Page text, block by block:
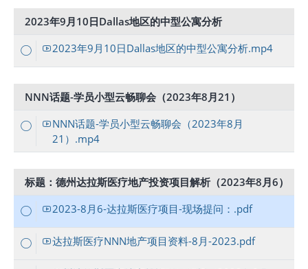
2023年9月10日Dallas地区的中型公寓分析
2023年9月10日Dallas地区的中型公寓分析.mp4
NNN话题-学员小型云畅聊会（2023年8月21）
NNN话题-学员小型云畅聊会（2023年8月
21）.mp4
标题：德州达拉斯医疗地产投资项目解析（2023年8月6）
2023-8月6-达拉斯医疗项目-现场提问：.pdf
达拉斯医疗NNN地产项目资料-8月-2023.pdf